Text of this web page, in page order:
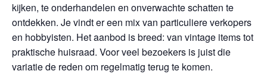
kijken, te onderhandelen en onverwachte schatten te
ontdekken. Je vindt er een mix van particuliere verkopers
en hobbyisten. Het aanbod is breed: van vintage items tot
praktische huisraad. Voor veel bezoekers is juist die
variatie de reden om regelmatig terug te komen.